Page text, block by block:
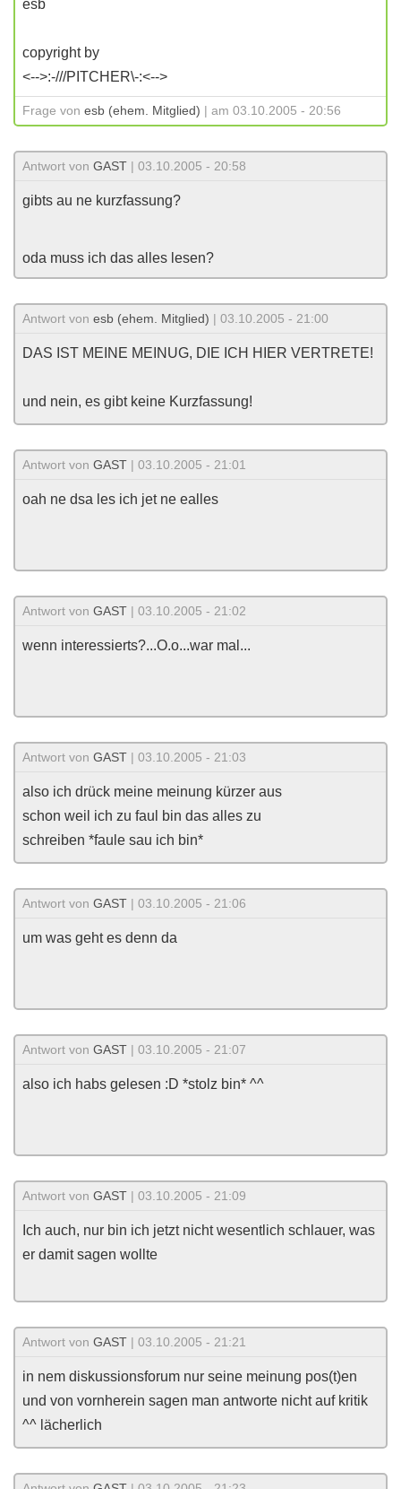
esb
copyright by
<-->:-///PITCHER\-:<-->
Frage von esb (ehem. Mitglied) | am 03.10.2005 - 20:56
Antwort von GAST | 03.10.2005 - 20:58
gibts au ne kurzfassung?
oda muss ich das alles lesen?
Antwort von esb (ehem. Mitglied) | 03.10.2005 - 21:00
DAS IST MEINE MEINUG, DIE ICH HIER VERTRETE!
und nein, es gibt keine Kurzfassung!
Antwort von GAST | 03.10.2005 - 21:01
oah ne dsa les ich jet ne ealles
Antwort von GAST | 03.10.2005 - 21:02
wenn interessierts?...O.o...war mal...
Antwort von GAST | 03.10.2005 - 21:03
also ich drück meine meinung kürzer aus
schon weil ich zu faul bin das alles zu
schreiben *faule sau ich bin*
Antwort von GAST | 03.10.2005 - 21:06
um was geht es denn da
Antwort von GAST | 03.10.2005 - 21:07
also ich habs gelesen :D *stolz bin* ^^
Antwort von GAST | 03.10.2005 - 21:09
Ich auch, nur bin ich jetzt nicht wesentlich schlauer, was
er damit sagen wollte
Antwort von GAST | 03.10.2005 - 21:21
in nem diskussionsforum nur seine meinung pos(t)en
und von vornherein sagen man antworte nicht auf kritik
^^ lächerlich